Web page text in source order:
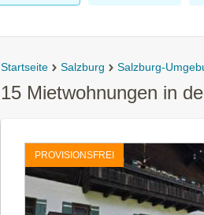
Startseite Salzburg Salzburg-
15 Mietwohnungen in
PROVISIONSFREI